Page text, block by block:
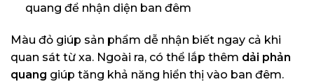
quang để nhận diện ban đêm
Màu đỏ giúp sản phẩm dễ nhận biết ngay cả khi
quan sát từ xa. Ngoài ra, có thể lắp thêm dải phản
quang giúp tăng khả năng hiển thị vào ban đêm.